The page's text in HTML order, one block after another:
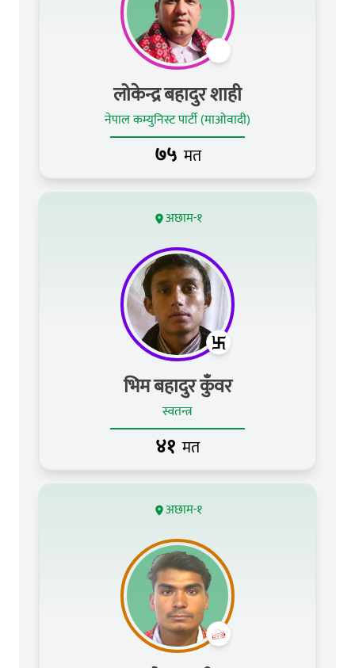
लोकेन्द्र बहादुर शाही
नेपाल कम्युनिस्ट पार्टी (माओवादी)
७५ मत
अछाम-१
भिम बहादुर कुँवर
स्वतन्त्र
४१ मत
अछाम-१